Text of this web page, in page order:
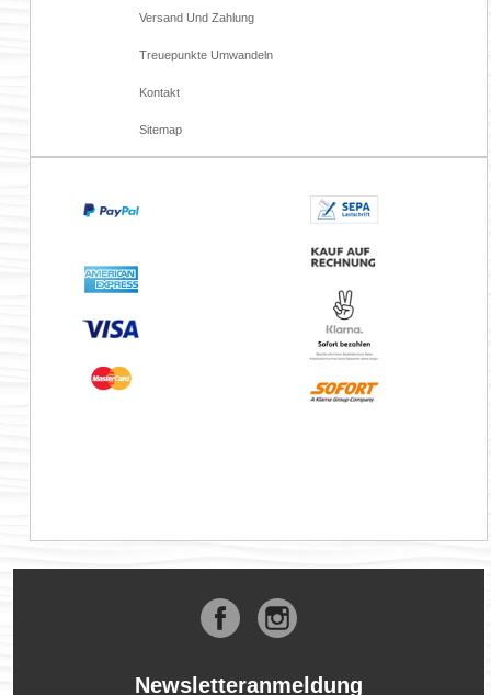
Versand Und Zahlung
Treuepunkte Umwandeln
Kontakt
Sitemap
Facebook
Newsletteranmeldung